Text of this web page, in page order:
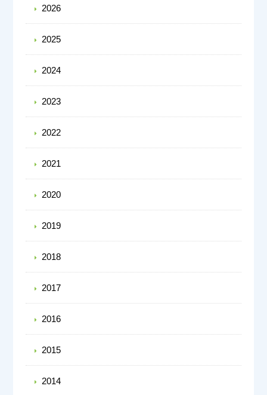
2026
2025
2024
2023
2022
2021
2020
2019
2018
2017
2016
2015
2014